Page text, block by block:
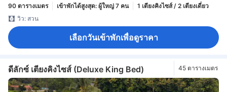
90 ตารางเมตร เข้าพักได้สูงสุด: ผู้ใหญ่ 7 คน
1 เตียงคิงไซส์ / 2 เตียงเดี่ยว
วิว: สวน
เลือกวันเข้าพักเพื่อดูราคา
ดีลักซ์ เตียงคิงไซส์ (Deluxe King Bed) 45 ตารางเมตร